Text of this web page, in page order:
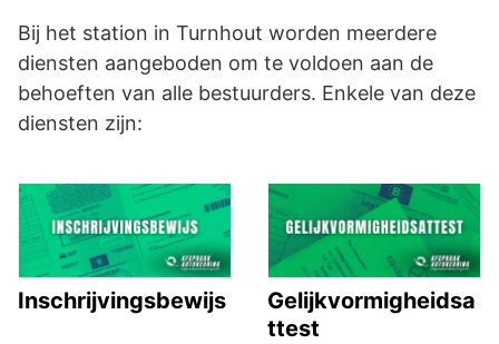
Bij het station in Turnhout worden meerdere
diensten aangeboden om te voldoen aan de
behoeften van alle bestuurders. Enkele van deze
diensten zijn:
Inschrijvingsbewijs
Gelijkvormigheidsa
ttest